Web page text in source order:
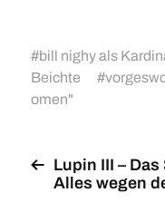
#bill nighy als
Beichte
#
omen"
Lupin III –
Alles wegen